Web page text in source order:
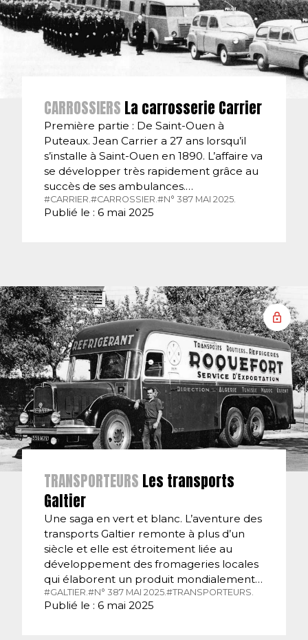
CARROSSIERS La carrosserie Carrier
Première partie : De Saint-Ouen à
Puteaux. Jean Carrier a 27 ans lorsqu’il
s’installe à Saint-Ouen en 1890. L’affaire va
se développer très rapidement grâce au
succès de ses ambulances.…
#CARRIER.#CARROSSIER.#N° 387 MAI 2025.
Publié le : 6 mai 2025
TRANSPORTEURS Les transports
Galtier
Une saga en vert et blanc. L’aventure des
transports Galtier remonte à plus d’un
siècle et elle est étroitement liée au
développement des fromageries locales
qui élaborent un produit mondialement…
#GALTIER.#N° 387 MAI 2025.#TRANSPORTEURS.
Publié le : 6 mai 2025